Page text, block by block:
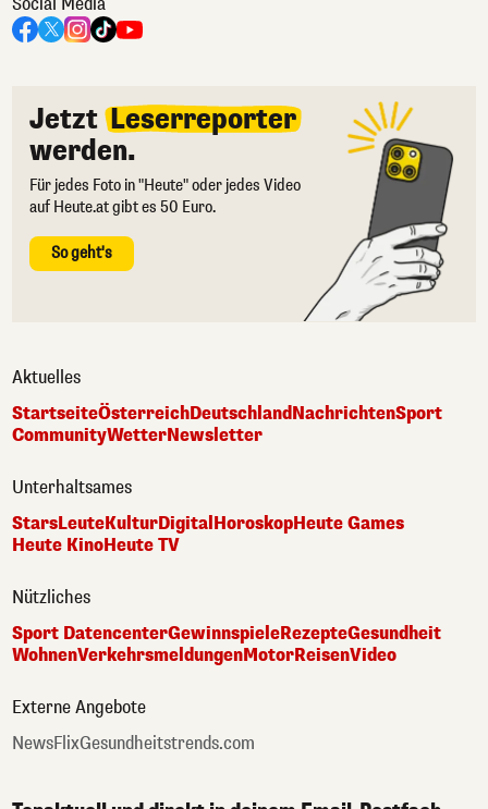
Jetzt Leserreporter
werden.
Für jedes Foto in "Heute" oder jedes Video
auf Heute.at gibt es 50 Euro.
So geht's
Aktuelles
StartseiteÖsterreichDeutschlandNachrichtenSport
CommunityWetterNewsletter
Unterhaltsames
StarsLeuteKulturDigital HoroskopHeute Games
Heute KinoHeute TV
Nützliches
Sport DatencenterGewinnspieleRezepteGesundheit
WohnenVerkehrsmeldungenMotorReisenVideo
Externe Angebote
NewsFlixGesundheitstrends.com